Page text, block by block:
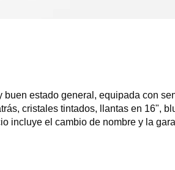
estado general, equipada con
cristales tintados, llantas en 16",
incluye el cambio de nombre y la